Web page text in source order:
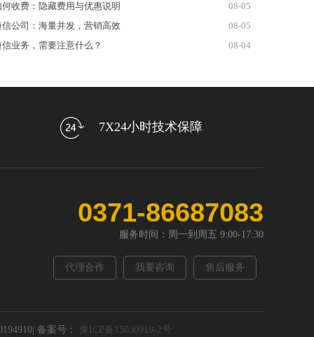
08-05
收费：隐藏费用与优惠说明
08-05
公司：海量并发，营销高效
08-04
业务，需要注意什么？
7X24小时技术保障
0371-86687083
服务时间：周一到周五 9:00-17:30
代理合作 我要咨询 售后服务
备案号： 豫ICP备15030919-2号